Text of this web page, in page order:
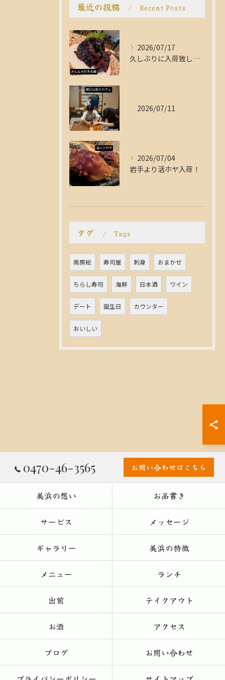
最近の投稿 Recent Posts
2026/07/17
久しぶりに入荷致しました！
2026/07/11
2026/07/04
岩手より活ホヤ入荷！
タグ Tags
南房総 寿司屋 刺身 おまかせ
ちらし寿司 海鮮 日本酒 ワイン
デート 誕生日 カウンター
おいしい
0470-46-3565 お問い合わせはこちら
美浜の想い お品書き
サービス メッセージ
ギャラリー 美浜の特徴
メニュー ランチ
出前 テイクアウト
お酒 アクセス
ブログ お問い合わせ